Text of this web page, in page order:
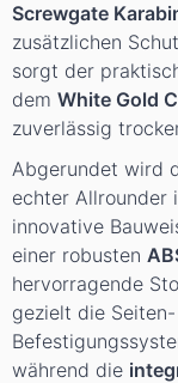
Screwgate
zusätzlichen
sorgt der
dem White Gold
zuverlässig
Abgerundet wird
echter Allrounder
innovative
einer robusten
hervorragende
gezielt die
während die